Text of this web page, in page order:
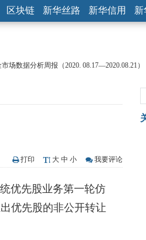
区块链 新华丝路 新华信用 新
场数据分析周报（2020. 08.17—2020.08.21）
场数据分析周报（2020. 07.27—2020.07.31）
存单、结构性存款玩起“跷跷板” 结构性失衡藏
300亿元 短端资金利率明显下行
3% 沪银及两粕涨势喜人
星发射成功，全产业链解析
打印 大 中 小 我要评论
优先股业务第一轮仿
优先股的非公开转让